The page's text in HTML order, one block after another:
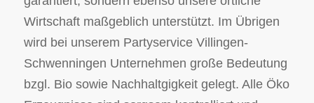
Wirtschaft maßgeblich unterstützt. Im Übrigen
wird bei unserem Partyservice Villingen-
Schwenningen Unternehmen große Bedeutung
bzgl. Bio sowie Nachhaltgigkeit gelegt. Alle Öko